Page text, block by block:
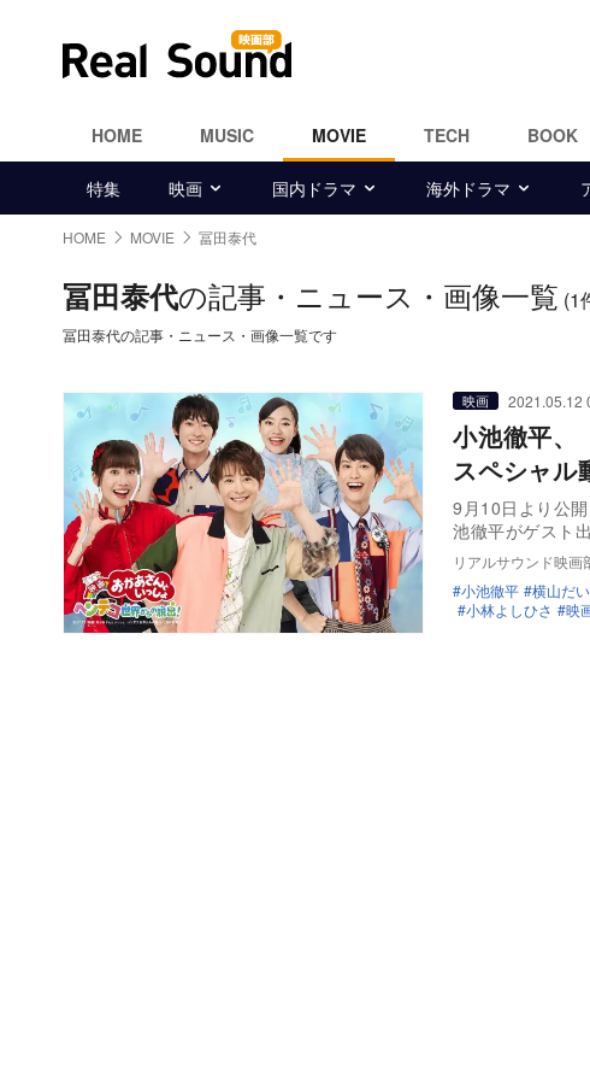
HOME MUSIC MOVIE TECH BOOK
特集 映画 国内ドラマ 海外ドラマ
HOME MOVIE 冨田泰代
冨田泰代の記事・ニュース・画像一覧 (1
冨田泰代の記事・ニュース・画像一覧です
映画 2021.05.12
小池徹平、
スペシャル
9月10日より公
池徹平がゲス
リアルサウンド映画
小池徹平
横山だ
小林よしひさ
映